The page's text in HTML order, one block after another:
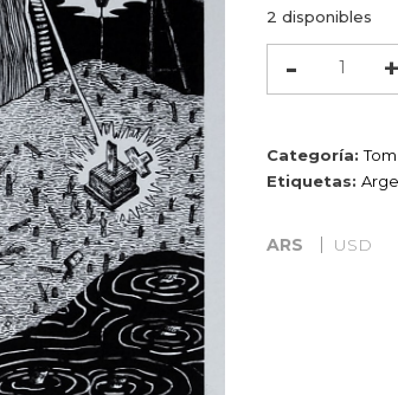
2 disponibles
Argentina
cantidad
Categoría:
Etiquetas:
ARS USD